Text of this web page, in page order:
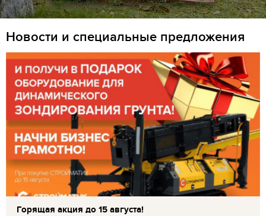
Новости и специальные предложения
Горящая акция до 15 августа!